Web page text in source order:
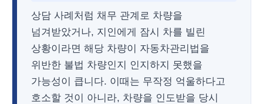
상담 사례처럼 채무 관계로 차량을
넘겨받았거나, 지인에게 잠시 차를 빌린
상황이라면 해당 차량이 자동차관리법을
위반한 불법 차량인지 인지하지 못했을
가능성이 큽니다. 이때는 무작정 억울하다고
호소할 것이 아니라, 차량을 인도받을 당시